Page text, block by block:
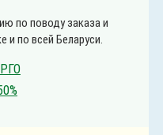
по поводу заказа и
и по всей Беларуси.